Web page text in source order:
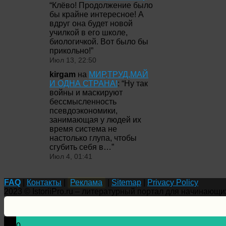
“Клёво! Продолжение было
бы крайне интересное! А
вдруг она будет новой
училкой в его школе,
биологичкой. Вот было бы
прикольно!”
Июл 13, 22:50
kirgam на МИР,ТРУД,МАЙ
И ОДНА СТРАНА!: “Ну так
войны и маскируют
бессмысленность
псевдоэкономики,
занимающая у людей их
время система не
настолько глупа, чтобы
сгубить себя в…”
Июл 4, 01:41
FAQ Контакты Реклама Sitemap
Privacy Policy